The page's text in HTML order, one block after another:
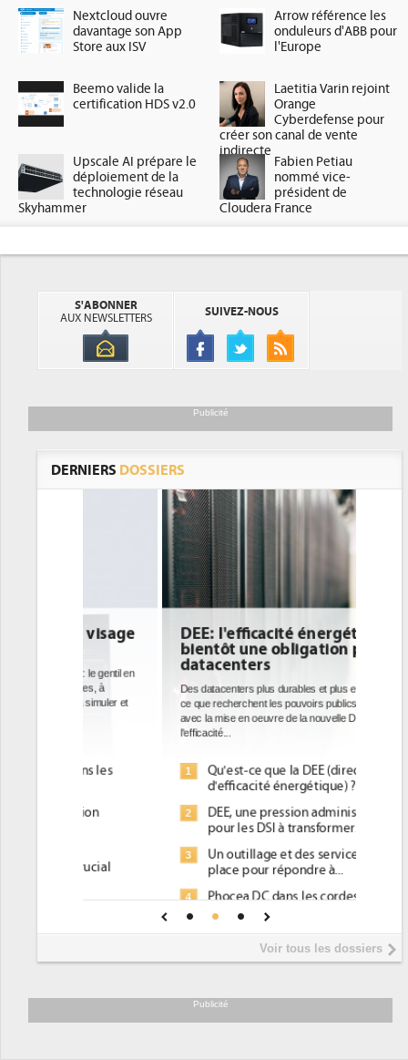
Nextcloud ouvre
davantage son App
Store aux ISV
Arrow référence les
onduleurs d'ABB pour
l'Europe
Beemo valide la
certification HDS v2.0
Laetitia Varin rejoint
Orange
Cyberdefense pour
créer son canal de vente
indirecte
Upscale AI prépare le
déploiement de la
technologie réseau
Skyhammer
Fabien Petiau
nommé vice-
président de
Cloudera France
S'ABONNER
AUX NEWSLETTERS
SUIVEZ-NOUS
Publicité
DERNIERS DOSSIERS
DEE: l'efficacité énergétique
bientôt une obligation pour les
datacenters
Des datacenters plus durables et plus efficaces, c'est
ce que recherchent les pouvoirs publics européens
avec la mise en oeuvre de la nouvelle Directive sur
1
Qu'est-ce que la DEE (directive
d'efficacité énergétique) ?
DEE, une pression administrative
pour les DSI à transformer...
Un outillage et des services déjà en
place pour répondre à...
Phocea DC dans les cordes pour la
Interview de Fabrice Coquio,
président de Digital Realty...
soutient les...
Voir tous les dossiers
Publicité